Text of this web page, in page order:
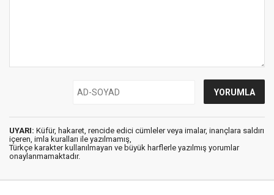
UYARI: Küfür, hakaret, rencide edici cümleler veya imalar, inançlara saldırı
içeren, imla kuralları ile yazılmamış,
Türkçe karakter kullanılmayan ve büyük harflerle yazılmış yorumlar
onaylanmamaktadır.